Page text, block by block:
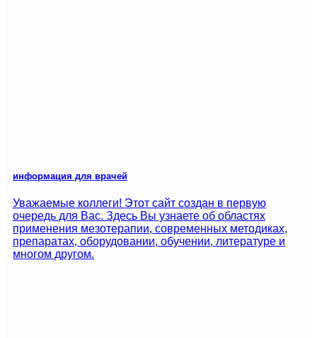
информация для врачей
Уважаемые коллеги! Этот сайт создан в первую
очередь для Вас. Здесь Вы узнаете об областях
применения мезотерапии, современных методиках,
препаратах, оборудовании, обучении, литературе и
многом другом.